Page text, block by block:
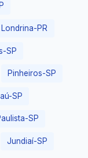
Londrina-PR
SP
Pinheiros-SP
SP
SP
Jundiaí-SP